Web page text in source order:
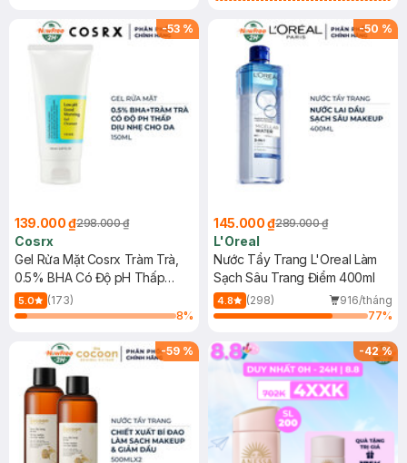
-53 %
139.000 ₫298.000 ₫
Cosrx
Gel Rửa Mặt Cosrx Tràm Trà,
0.5% BHA Có Độ pH Thấp
150ml
5.0
(173)
8%
-50 %
145.000 ₫289.000 ₫
L'Oreal
Nước Tẩy Trang L'Oreal Làm
Sạch Sâu Trang Điểm 400ml
4.8 (298)
916/tháng
77%
-59 % -42%